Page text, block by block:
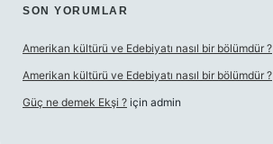
SON YORUMLAR
Amerikan kültürü ve Edebiyatı nasıl bir bölümdür ?
Amerikan kültürü ve Edebiyatı nasıl bir bölümdür ?
Güç ne demek Ekşi ? için admin